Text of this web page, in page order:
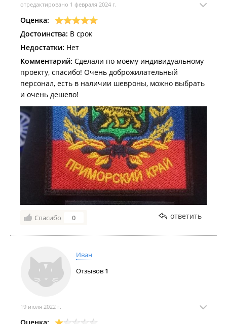
отредактировано 1 февраля 2024 г.
Оценка:
Достоинства: В срок
Недостатки: Нет
Комментарий: Сделали по моему индивидуальному
проекту, спасибо! Очень доброжилательный
персонал, есть в наличии шевроны, можно выбрать
и очень дешево!
Спасибо 0 ответить
Иван
Отзывов 1
19 июля 2022 г.